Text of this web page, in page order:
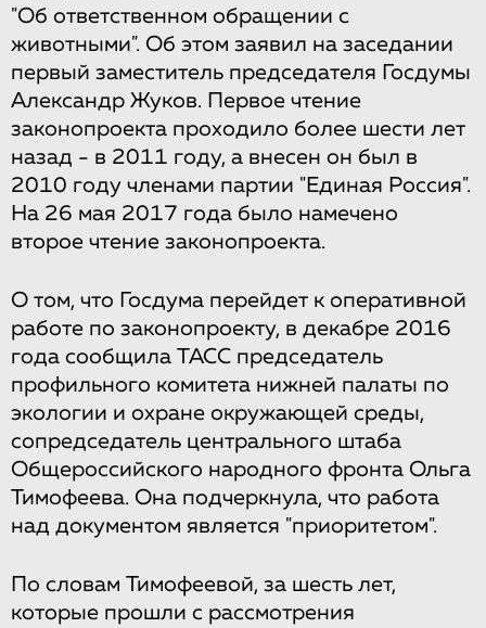
"Об ответственном​ ​обращении​ ​с​ ​
животными".​ ​Об​ ​этом​ ​​заявил​​ ​на​ ​заседании​ ​​
первый заместитель​ ​председателя Госдумы​
​Александр​ ​Жуков.​​ ​Первое​ ​чтение​ ​
законопроекта проходило​​ ​более​ ​шести​ ​лет​ ​
назад​ ​-​ ​в​ ​2011​ ​году,​ ​а​ ​внесен​ ​он​ ​был​ ​в​ ​
2010​ ​году​ ​членами партии "Единая Россия".​
​​​На​ ​26​ ​мая​ ​2017​ ​года​ ​было​ ​намечено​ ​
второе​ ​чтение​ ​законопроекта.
О​ ​том,​ ​что​ ​Госдума​ ​перейдет​ ​к​ ​оперативной​ ​
работе​ ​по​ ​законопроекту,​ ​в​ ​декабре​ ​2016
года​ ​​сообщила​​ ​ТАСС​ ​председатель​ ​
профильного​ ​комитета​ ​нижней​ ​палаты​ ​по​ ​
экологии и ​охране​ ​окружающей​ ​среды,​ ​
сопредседатель​ ​центрального​ ​штаба​ ​
Общероссийского народного​ ​фронта​ ​Ольга​
​Тимофеева.​ ​Она​ ​подчеркнула,​ ​что​ ​работа​ ​
над​ ​документом является​ ​"приоритетом".
По​ ​словам​ ​Тимофеевой,​ ​за​ ​шесть​ ​лет,​ ​
которые​ ​прошли​ ​с​ ​рассмотрения​ ​